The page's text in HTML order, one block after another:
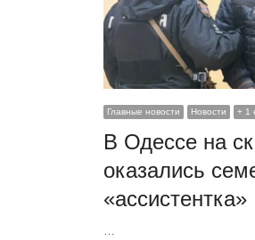
Главные новости Новости + 1
В Одессе на
оказались
«ассистентка»